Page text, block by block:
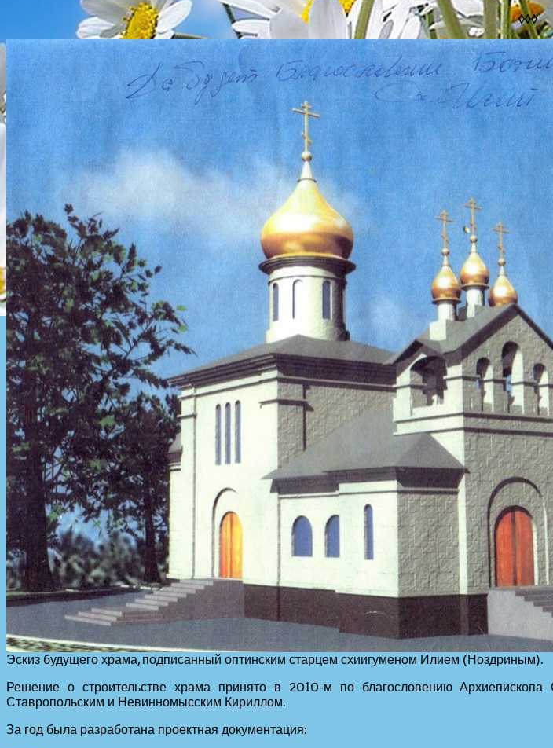
◊◊◊
Эскиз будущего храма, подписанный оптинским старцем схиигуменом Илием (Ноздриным).
Решение о строительстве храма принято в 2010-м по благословению
Ставропольским и Невинномысским Кириллом.
За год была разработана проектная документация: